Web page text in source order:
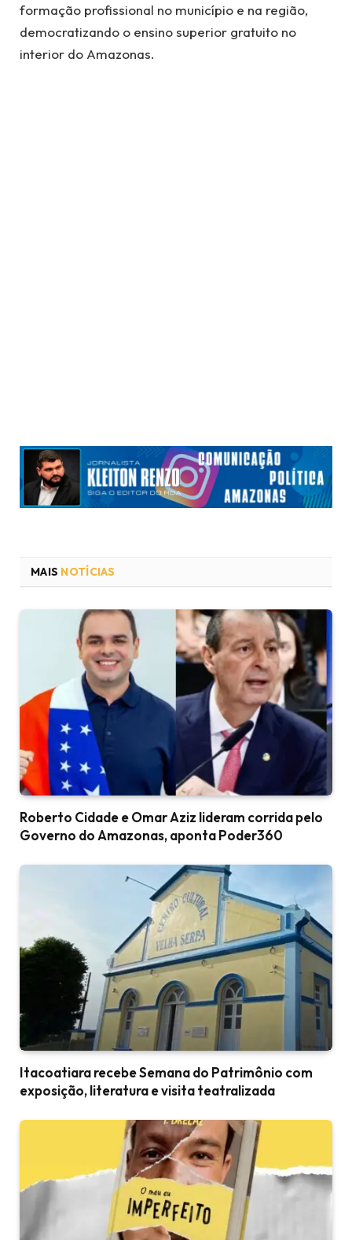
formação profissional no município e na região,
democratizando o ensino superior gratuito no
interior do Amazonas.
MAIS NOTÍCIAS
Roberto Cidade e Omar Aziz lideram corrida pelo
Governo do Amazonas, aponta Poder360
Itacoatiara recebe Semana do Patrimônio com
exposição, literatura e visita teatralizada